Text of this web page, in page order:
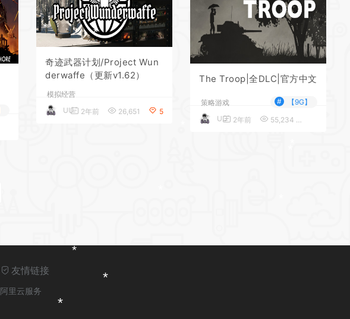
奇迹武器计划/Project Wun
derwaffe（更新v1.62）
模拟经营
UU
2年前 26,651 5
The Troop|全DLC|官方中文
策略游戏 #
【9G】
UU
2年前 55,234
友情链接
阿里云服务
*
*
*